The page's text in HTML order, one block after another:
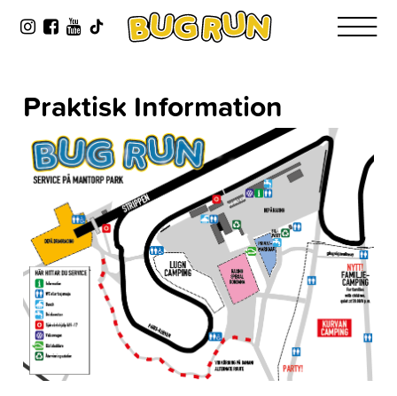
Praktisk Information